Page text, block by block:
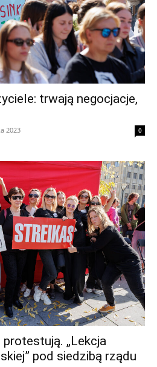
trwają negocjacje,
2023 0
„Lekcja
pod siedzibą rządu